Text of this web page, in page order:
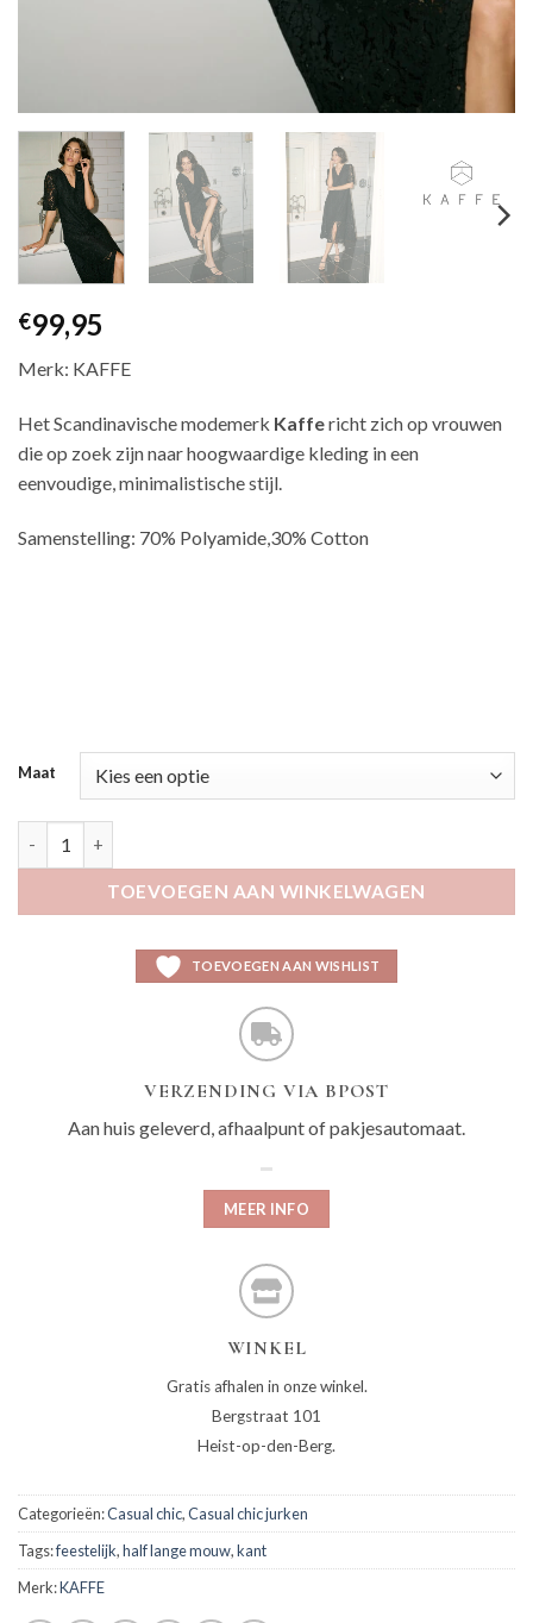
€99,95
Merk: KAFFE
Het Scandinavische modemerk Kaffericht zich op vrouwen
die op zoek zijn naar hoogwaardige kleding in een
eenvoudige, minimalistische stijl.
Samenstelling: 70% Polyamide,30% Cotton
Maat
TOEVOEGEN AAN WINKELWAGEN
TOEVOEGEN AAN WISHLIST
VERZENDING VIA BPOST
Aan huis geleverd, afhaalpunt of pakjesautomaat.
MEER INFO
WINKEL
Gratis afhalen in onze winkel.
Bergstraat 101
Heist-op-den-Berg.
Categorieën:Casual chic,Casual chic jurken
Tags:feestelijk,half lange mouw,kant
Merk:KAFFE